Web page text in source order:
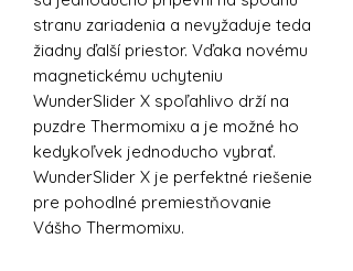
stranu zariadenia a nevyžaduje teda
žiadny ďalší priestor. Vďaka novému
magnetickému uchyteniu
WunderSlider X spoľahlivo drží na
puzdre Thermomixu a je možné ho
kedykoľvek jednoducho vybrať.
WunderSlider X je perfektné riešenie
pre pohodlné premiestňovanie
Vášho Thermomixu.